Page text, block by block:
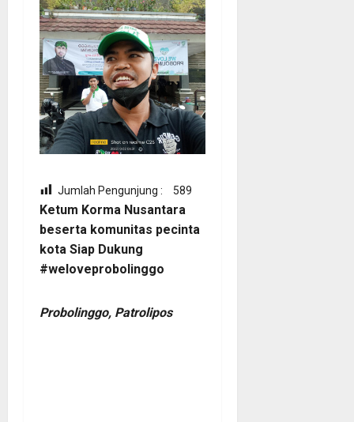
Jumlah Pengunjung : 589
Ketum Korma Nusantara
beserta komunitas pecinta
kota Siap Dukung
#weloveprobolinggo
Probolinggo, Patrolipos